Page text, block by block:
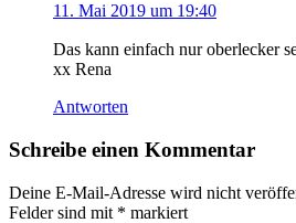
11. Mai 2019 um 19:40
Das kann einfach nur oberlecker
xx Rena
Antworten
Schreibe einen Kommentar
Deine E-Mail-Adresse wird nicht
Felder sind mit * markiert